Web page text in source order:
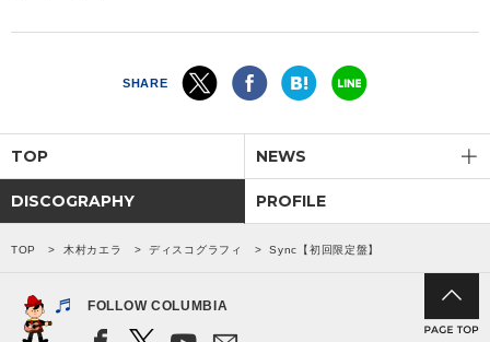
SHARE
TOP NEWS
DISCOGRAPHY PROFILE
TOP 木村カエラ ディスコグラフィ Sync【初回限定盤】
FOLLOW COLUMBIA